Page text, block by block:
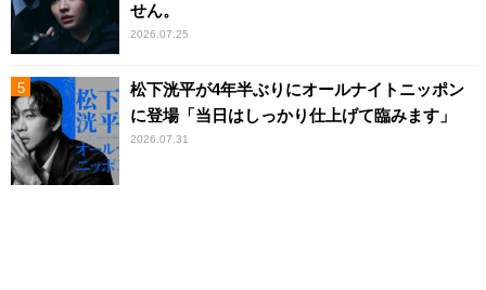
せん。
2026.07.25
松下洸平が4年半ぶりにオールナイトニッポン
に登場「当日はしっかり仕上げて臨みます」
2026.07.31